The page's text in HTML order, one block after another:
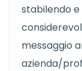
stabilendo
messaggio
azienda/